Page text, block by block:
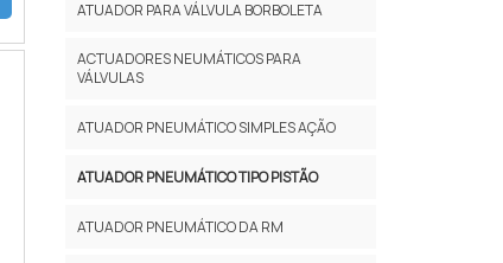
ATUADOR PARA VÁLVULA BORBOLETA
ACTUADORES NEUMÁTICOS PARA
VÁLVULAS
ATUADOR PNEUMÁTICO SIMPLES AÇÃO
ATUADOR PNEUMÁTICO TIPO PISTÃO
ATUADOR PNEUMÁTICO DA RM